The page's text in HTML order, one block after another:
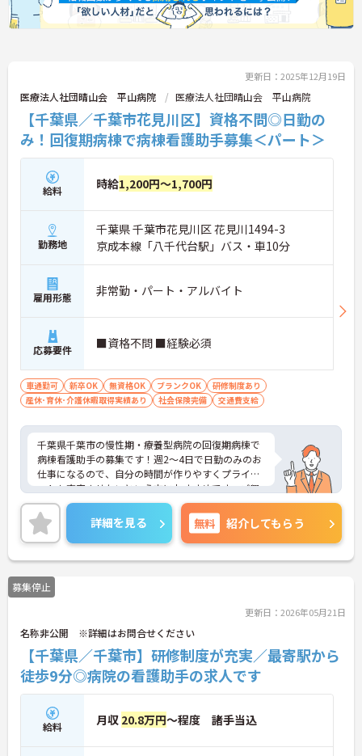
更新日：2025年12月19日
医療法人社団晴山会 平山病院 医療法人社団晴山会 平山病院
【千葉県／千葉市花見川区】資格不問◎日勤の
み！回復期病棟で病棟看護助手募集＜パート＞
給料 時給1,200円～1,700円
勤務地
千葉県 千葉市花見川区 花見川1494-3
京成本線「八千代台駅」バス・車10分
雇用形態 非常勤・パート・アルバイト
応募要件 ■資格不問 ■経験必須
車通勤可 新卒OK 無資格OK ブランクOK
研修制度あり
産休･育休･介護休暇取得実績あり
社会保険完備 交通費支給
千葉県千葉市の慢性期・療養型病院の回復期病棟で
病棟看護助手の募集です！週2～4日で日勤のみのお
仕事になるので、自分の時間が作りやすくプライベ
ートも充実させたいという方におすすめです。ご興
味ある方はご面接ポイントをお伝えしますので、お
気軽にご連絡ください。
詳細を見る 無料 紹介してもらう
募集停止
更新日：2026年05月21日
名称非公開 ※詳細はお問合せください
【千葉県／千葉市】研修制度が充実／最寄駅から
徒歩9分◎病院の看護助手の求人です
給料 月収 20.8万円～程度 諸手当込